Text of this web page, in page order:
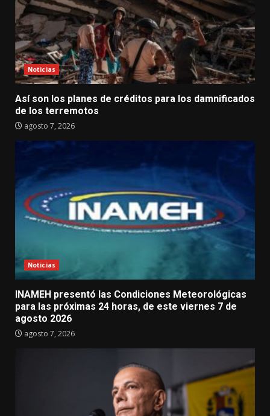
Noticias
Así son los planes de créditos para los damnificados
de los terremotos
agosto 7, 2026
Noticias
INAMEH presentó las Condiciones Meteorológicas
para las próximas 24 horas, de este viernes 7 de
agosto 2026
agosto 7, 2026